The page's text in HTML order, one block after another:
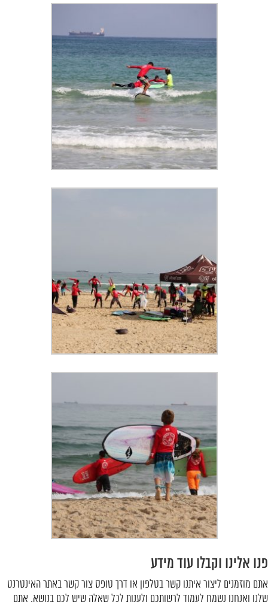
פנו אלינו וקבלו עוד מידע
אתם מוזמנים ליצור איתנו קשר בטלפון או דרך טופס צור קשר באתר האינטרנט
שלנו ואנחנו נשמח לעמוד לרשותכם ולענות לכל שאלה שיש לכם בנושא. אתם